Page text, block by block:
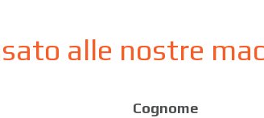
alle nostre
Cognome